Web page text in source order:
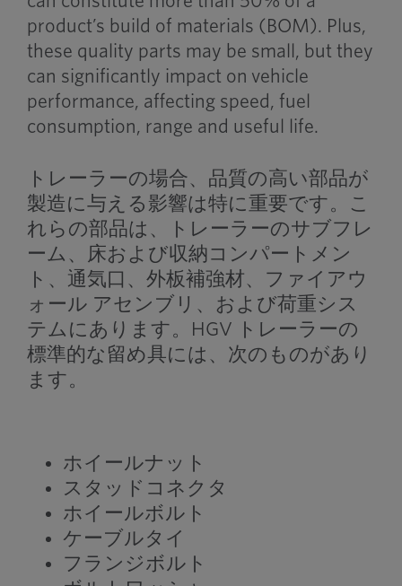
product’s build of materials (BOM). Plus,
these quality parts may be small, but they
can significantly impact on vehicle
performance, affecting speed, fuel
consumption, range and useful life.
トレーラーの場合、品質の高い部品が
製造に与える影響は特に重要です。こ
れらの部品は、トレーラーのサブフレ
ーム、床および収納コンパートメン
ト、通気口、外板補強材、ファイアウ
ォール アセンブリ、および荷重シス
テムにあります。HGV トレーラーの
標準的な留め具には、次のものがあり
ます。
ホイールナット
スタッドコネクタ
ホイールボルト
ケーブルタイ
フランジボルト